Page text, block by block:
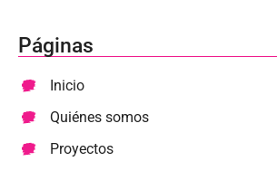
Páginas
Inicio
Quiénes somos
Proyectos